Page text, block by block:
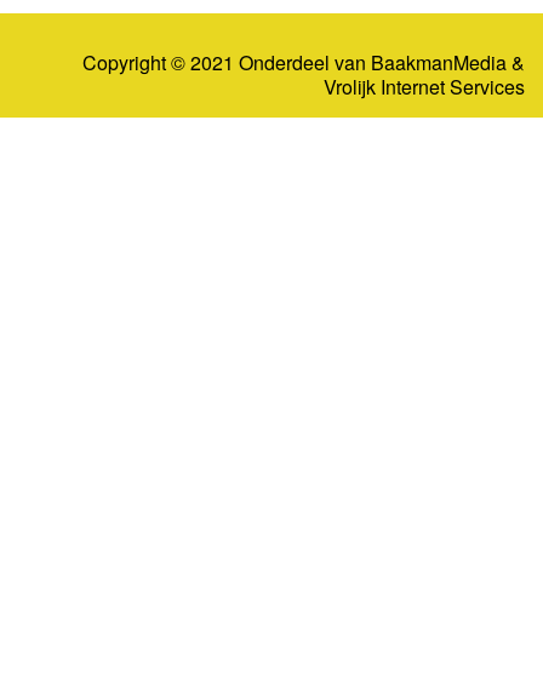
Copyright © 2021 Onderdeel van BaakmanMedia&
Vrolijk Internet Services